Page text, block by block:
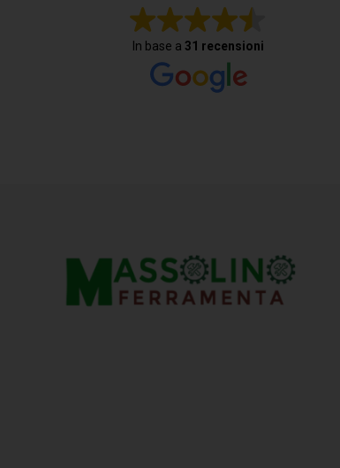
In base a 31 recensioni